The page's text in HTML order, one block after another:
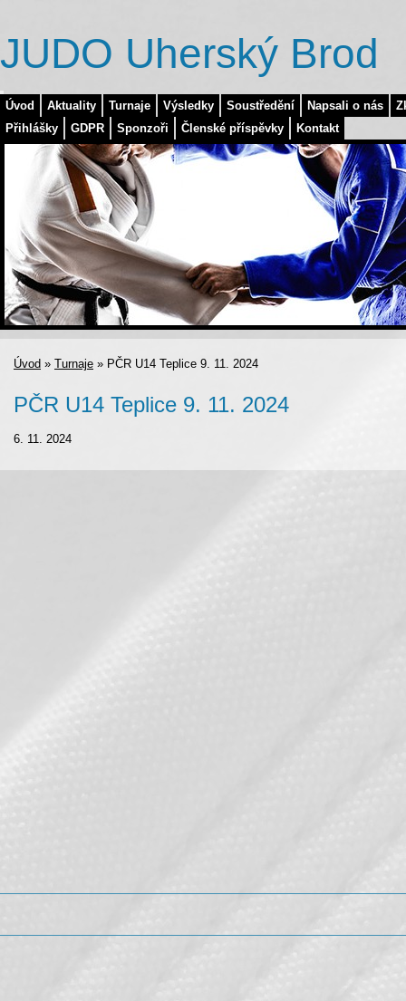
Úvod Aktuality Turnaje Výsledky Soustředění Napsali o nás
Přihlášky
GDPR Sponzoři Členské příspěvky Kontakt
JUDO Uherský Brod
Úvod » Turnaje » PČR U14 Teplice 9. 11. 2024
PČR U14 Teplice 9. 11. 2024
6. 11. 2024